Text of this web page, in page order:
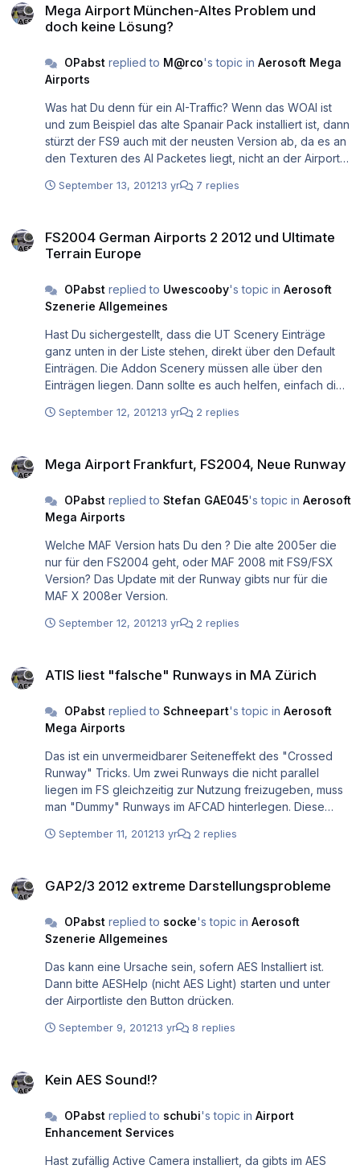
Mega Airport München-Altes Problem und
doch keine Lösung?
OPabstreplied to M@rco's topic in Aerosoft Mega
Airports
Was hat Du denn für ein AI-Traffic? Wenn das WOAI ist
und zum Beispiel das alte Spanair Pack installiert ist, dann
stürzt der FS9 auch mit der neusten Version ab, da es an
den Texturen des AI Packetes liegt, nicht an der Airport
nur in den Randbereichen, dort wo die Unterführungen
sich in dem Bereich aber halt nicht vermeiden.
September 13, 201213 yr 7 replies
FS2004 German Airports 2 2012 und Ultimate
Terrain Europe
OPabstreplied to Uwescooby's topic in Aerosoft
Szenerie Allgemeines
Hast Du sichergestellt, dass die UT Scenery Einträge
ganz unten in der Liste stehen, direkt über den Default
Einträgen. Die Addon Scenery müssen alle über den
Einträgen liegen. Dann sollte es auch helfen, einfach die
wegfallen (ausser den doppelten Flüssen/Straßen)
September 12, 201213 yr 2 replies
Mega Airport Frankfurt, FS2004, Neue Runway
OPabstreplied to Stefan GAE045's topic in Aerosoft
Mega Airports
Welche MAF Version hats Du den ? Die alte 2005er die
nur für den FS2004 geht, oder MAF 2008 mit FS9/FSX
Version? Das Update mit der Runway gibts nur für die
MAF X 2008er Version.
September 12, 201213 yr 2 replies
ATIS liest "falsche" Runways in MA Zürich
OPabstreplied to Schneepart's topic in Aerosoft
Mega Airports
Das ist ein unvermeidbarer Seiteneffekt des "Crossed
Runway" Tricks. Um zwei Runways die nicht parallel
liegen im FS gleichzeitig zur Nutzung freizugeben, muss
man "Dummy" Runways im AFCAD hinterlegen. Diese
vorgelesen.
September 11, 201213 yr 2 replies
GAP2/3 2012 extreme Darstellungsprobleme
OPabstreplied to socke's topic in Aerosoft
Szenerie Allgemeines
Das kann eine Ursache sein, sofern AES Installiert ist.
Dann bitte AESHelp (nicht AES Light) starten und unter
der Airportliste den Button drücken.
September 9, 201213 yr 8 replies
Kein AES Sound!?
OPabstreplied to schubi's topic in Airport
Enhancement Services
Hast zufällig Active Camera installiert, da gibts im AES